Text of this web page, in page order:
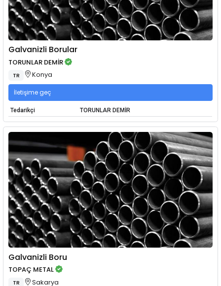
Galvanizli Borular
TORUNLAR DEMİR
TR Konya
İletişime geç
Tedarikçi TORUNLAR DEMİR
Galvanizli Boru
TOPAÇ METAL
TR Sakarya